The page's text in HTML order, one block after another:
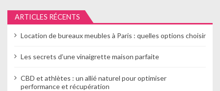
e
l
a
r
ARTICLES RÉCENTS
Location de bureaux meubles à Paris : quelles options choisir
Les secrets d’une vinaigrette maison parfaite
CBD et athlètes : un allié naturel pour optimiser
performance et récupération